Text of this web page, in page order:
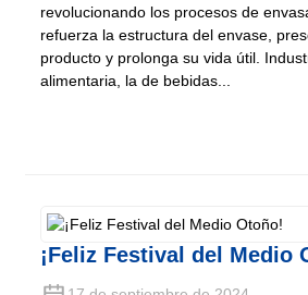
revolucionando los procesos de
refuerza la estructura del envase,
producto y prolonga su vida útil.
alimentaria, la de bebidas...
¡Feliz Festival del Medio